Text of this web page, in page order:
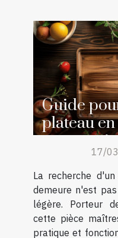
Guide
plateau
votre
17/
La recherche
demeure n'est
légère. Porteur
cette pièce
pratique et